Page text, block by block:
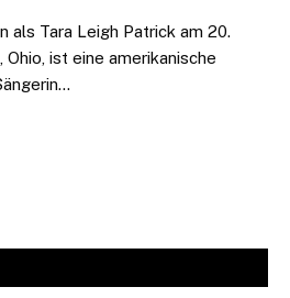
als Tara Leigh Patrick am 20.
Ohio, ist eine amerikanische